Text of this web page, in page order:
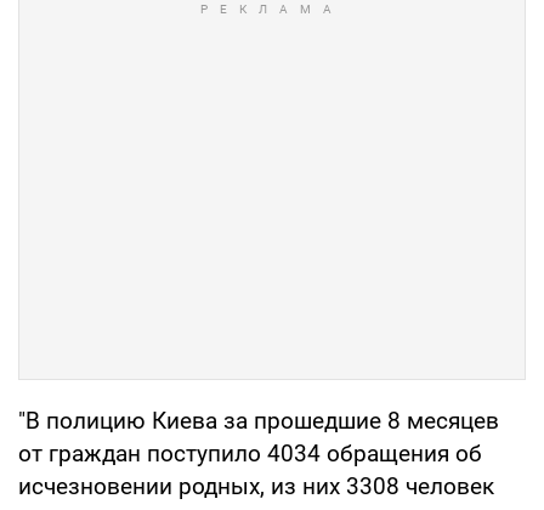
"В полицию Киева за прошедшие 8 месяцев
от граждан поступило 4034 обращения об
исчезновении родных, из них 3308 человек